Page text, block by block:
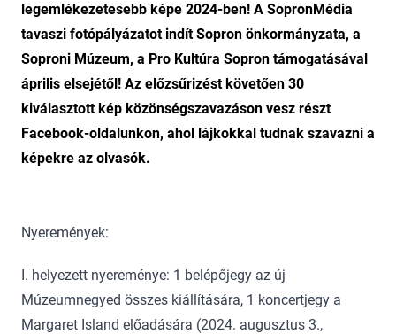
legemlékezetesebb képe 2024-ben! A SopronMédia
tavaszi fotópályázatot indít Sopron önkormányzata, a
Soproni Múzeum, a Pro Kultúra Sopron támogatásával
április elsejétől! Az előzsűrizést követően 30
kiválasztott kép közönségszavazáson vesz részt
Facebook-oldalunkon, ahol lájkokkal tudnak szavazni a
képekre az olvasók.
Nyeremények:
I. helyezett nyereménye: 1 belépőjegy az új
Múzeumnegyed összes kiállítására, 1 koncertjegy a
Margaret Island előadására (2024. augusztus 3.,